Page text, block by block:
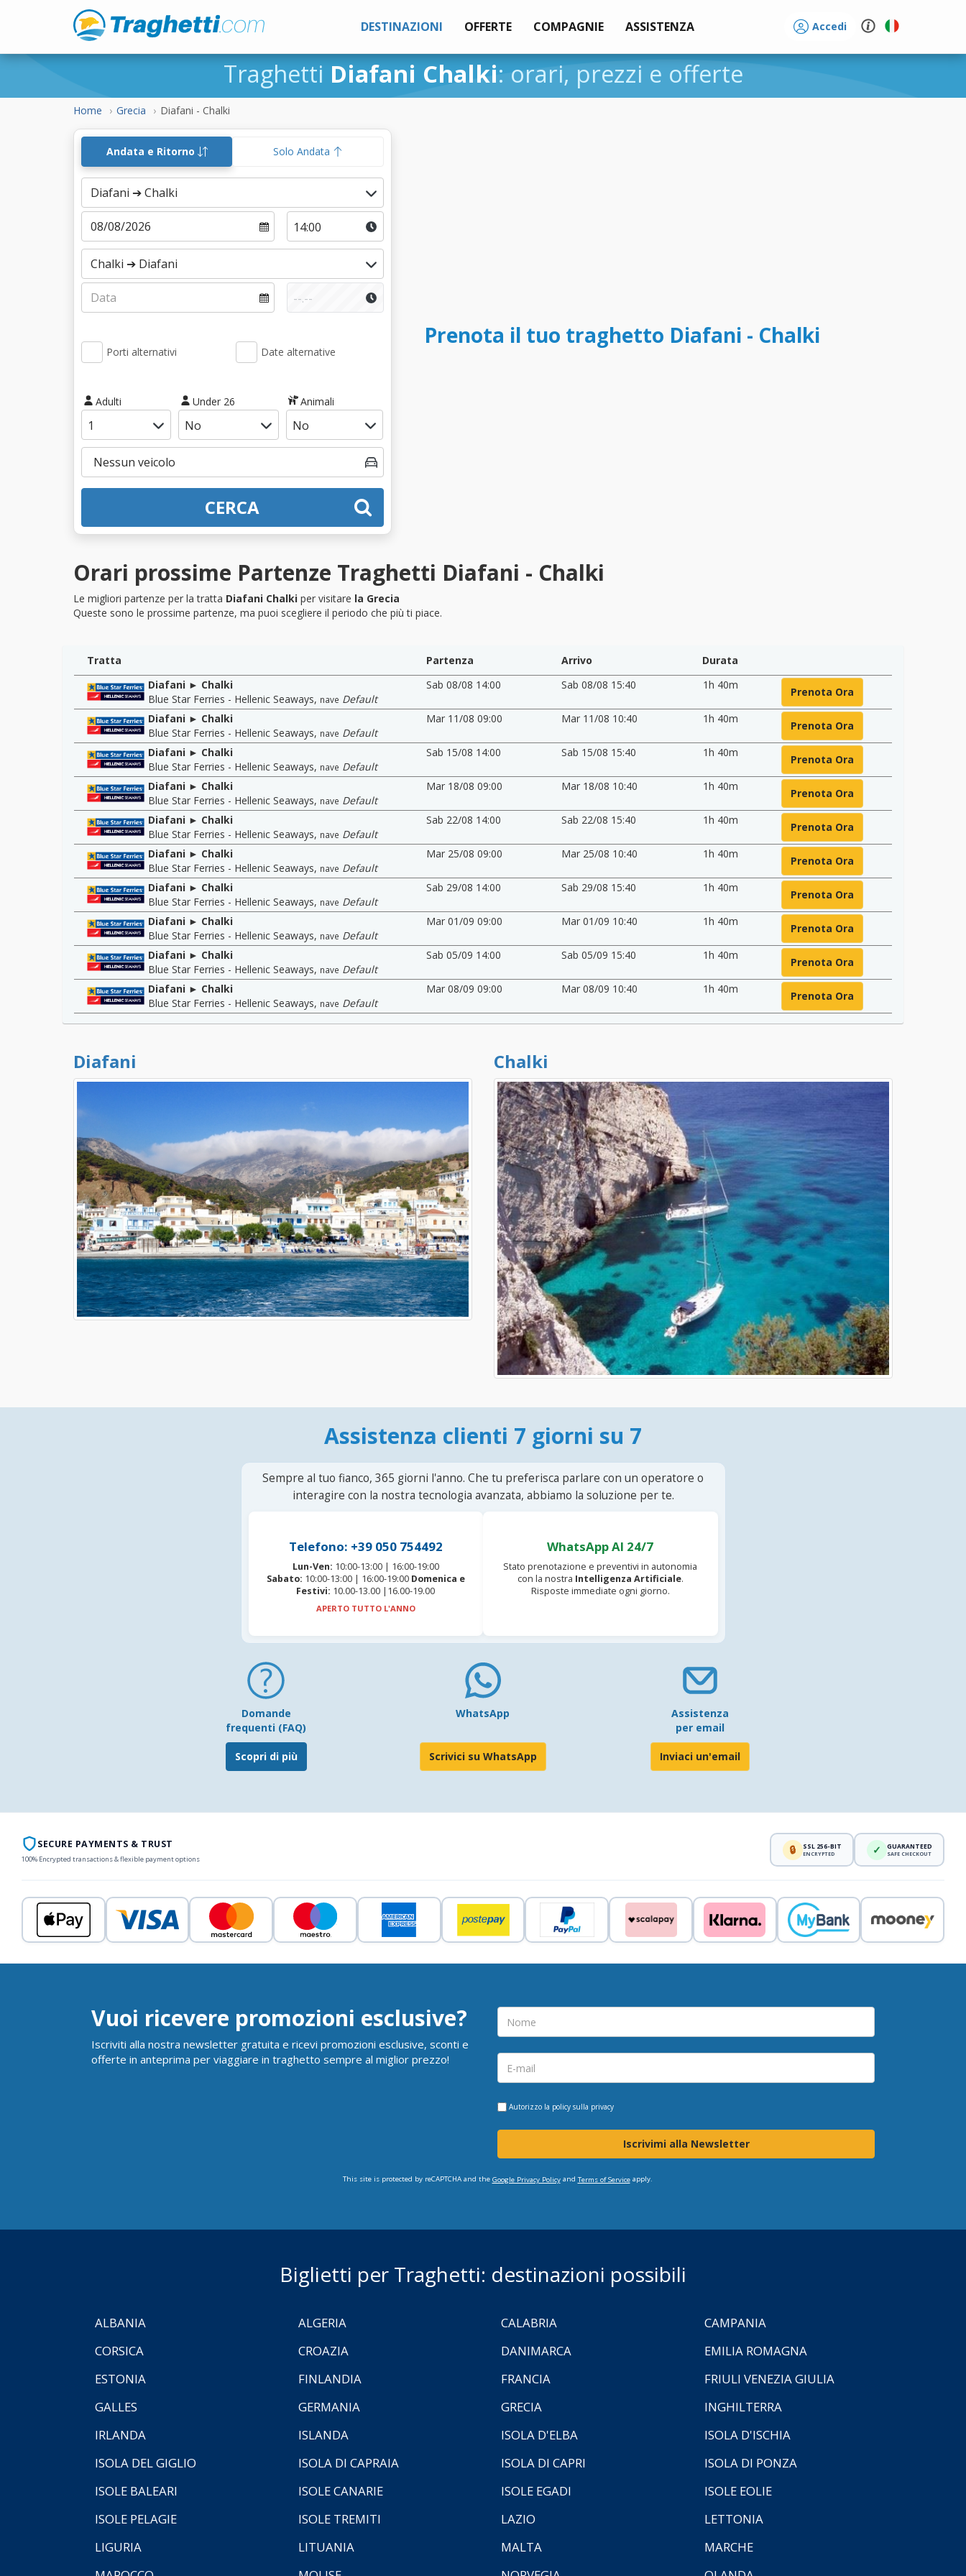
DESTINAZIONI OFFERTE COMPAGNIE ASSISTENZA Accedi
Traghetti Diafani Chalki: orari, prezzi e offerte
Home Grecia Diafani - Chalki
Andata e Ritorno Solo Andata
Porti alternativi Date alternative
Adulti Under 26 Animali
CERCA
Prenota il tuo traghetto Diafani - Chalki
Orari prossime Partenze Traghetti Diafani - Chalki
Le migliori partenze per la tratta Diafani Chalki per visitare la Grecia
Queste sono le prossime partenze, ma puoi scegliere il periodo che più ti piace.
Tratta Partenza Arrivo
Durata
Diafani ► Chalki
Blue Star Ferries - Hellenic Seaways, nave Default
Sab 08/08 14:00 Sab 08/08 15:40 1h 40m
Prenota Ora
Diafani ► Chalki
Blue Star Ferries - Hellenic Seaways, nave Default
Mar 11/08 09:00 Mar 11/08 10:40 1h 40m
Prenota Ora
Diafani ► Chalki
Blue Star Ferries - Hellenic Seaways, nave Default
Sab 15/08 14:00 Sab 15/08 15:40 1h 40m
Prenota Ora
Diafani ► Chalki
Blue Star Ferries - Hellenic Seaways, nave Default
Mar 18/08 09:00 Mar 18/08 10:40 1h 40m
Prenota Ora
Diafani ► Chalki
Blue Star Ferries - Hellenic Seaways, nave Default
Sab 22/08 14:00 Sab 22/08 15:40 1h 40m
Prenota Ora
Diafani ► Chalki
Blue Star Ferries - Hellenic Seaways, nave Default
Mar 25/08 09:00 Mar 25/08 10:40 1h 40m
Prenota Ora
Diafani ► Chalki
Blue Star Ferries - Hellenic Seaways, nave Default
Sab 29/08 14:00 Sab 29/08 15:40 1h 40m
Prenota Ora
Diafani ► Chalki
Blue Star Ferries - Hellenic Seaways, nave Default
Mar 01/09 09:00 Mar 01/09 10:40 1h 40m
Prenota Ora
Diafani ► Chalki
Blue Star Ferries - Hellenic Seaways, nave Default
Sab 05/09 14:00 Sab 05/09 15:40 1h 40m
Prenota Ora
Diafani ► Chalki
Blue Star Ferries - Hellenic Seaways, nave Default
Mar 08/09 09:00 Mar 08/09 10:40 1h 40m
Prenota Ora
Diafani Chalki
Assistenza clienti 7 giorni su 7
Sempre al tuo fianco, 365 giorni l'anno. Che tu preferisca parlare con un operatore o
interagire con la nostra tecnologia avanzata, abbiamo la soluzione per te.
Telefono: +39 050 754492
Lun-Ven: 10:00-13:00 | 16:00-19:00
Sabato: 10:00-13:00 | 16:00-19:00 Domenica e
Festivi: 10.00-13.00 |16.00-19.00
APERTO TUTTO L'ANNO
WhatsApp AI 24/7
Stato prenotazione e preventivi in autonomia
con la nostra Intelligenza Artificiale.
Risposte immediate ogni giorno.
Domande
frequenti (FAQ)
Scopri di più
WhatsApp
Scrivici su WhatsApp
Assistenza
per email
Inviaci un'email
SECURE PAYMENTS & TRUST
100% Encrypted transactions & flexible payment options
🔒 SSL 256-BIT
ENCRYPTED ✓ GUARANTEED
SAFE CHECKOUT
Vuoi ricevere promozioni esclusive?
Iscriviti alla nostra newsletter gratuita e ricevi promozioni esclusive, sconti e
offerte in anteprima per viaggiare in traghetto sempre al miglior prezzo!
Autorizzo la policy sulla privacy
Iscrivimi alla Newsletter
This site is protected by reCAPTCHA and the Google Privacy Policyand Terms of Serviceapply.
Biglietti per Traghetti: destinazioni possibili
ALBANIA ALGERIA CALABRIA
CAMPANIA
CORSICA
CROAZIA DANIMARCA
EMILIA ROMAGNA
ESTONIA
FINLANDIA FRANCIA
FRIULI VENEZIA GIULIA
GALLES
GERMANIA GRECIA
INGHILTERRA
IRLANDA
ISLANDA ISOLA D'ELBA
ISOLA D'ISCHIA
ISOLA DEL GIGLIO
ISOLA DI CAPRAIA ISOLA DI CAPRI
ISOLA DI PONZA
ISOLE BALEARI
ISOLE CANARIE ISOLE EGADI
ISOLE EOLIE
ISOLE PELAGIE
ISOLE TREMITI LAZIO
LETTONIA
LIGURIA
LITUANIA MALTA
MARCHE